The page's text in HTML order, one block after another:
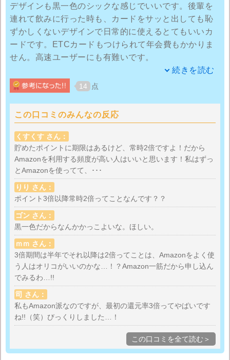
デザインも黒一色のシックな感じでいいです。後輩を
連れて飲みに行った時も、カードをサッと出しても恥
ずかしくないデザインで日常的に使えるとてもいいカ
ードです。ETCカードもつけられて年会費もかかりま
せん。高速ユーザーにも有難いです。
楽天市場を利用するには楽天カードが一番ですが、自
分はアマゾン派です。オリコカードにしてからは、更
にアマゾン一筋です。アマゾンユーザーにはオリコカ
ードはかなりオススメできるカードであります。
アマゾンでの買い物に対しての最初のポイント還元率
はなんと３倍！！この３倍の時期に家電など色々揃え
ました。３倍の期間は半年ですが、それ以降も２倍！
どう考えても１倍が普通というか常識だったのに、オ
リコカードに出会って他のクレジットカードが急にか
すんで見えるようになりました。
ポイントに１年という期限があるというデメリットを
書いている方もいらっしゃいますが、オリコポイント
は、オリコプリペイドカードかau walletにチャージす
ることができるので、チャージをしてしまえばポイン
ト有効期限を気にしなくていいわけです。このメリッ
トはポイントの使い道に困ることも全くないというこ
とです。
特定の会社のクレジットカードだと、そこのショップ
でのポイント消化ということになりますが、オリコカ
続きを読む
14 点
この口コミのみんなの反応
くすくす さん：
貯めたポイントに期限はあるけど、常時2倍ですよ！だから
Amazonを利用する頻度が高い人はいいと思います！私はずっ
とAmazonを使ってて、･･･
りり さん：
ポイント3倍以降常時2倍ってことなんです？？
ゴン さん：
黒一色だからなんかかっこよいな。ほしい。
ｍｍ さん：
3倍期間は半年でそれ以降は2倍ってことは、Amazonをよく使
う人はオリコがいいのかな…！？Amazon一筋だから申し込ん
でみるわ…!!
司 さん：
私もAmazon派なのですが、最初の還元率3倍ってやばいです
ね!!（笑）びっくりしました…！
この口コミを全て読む＞